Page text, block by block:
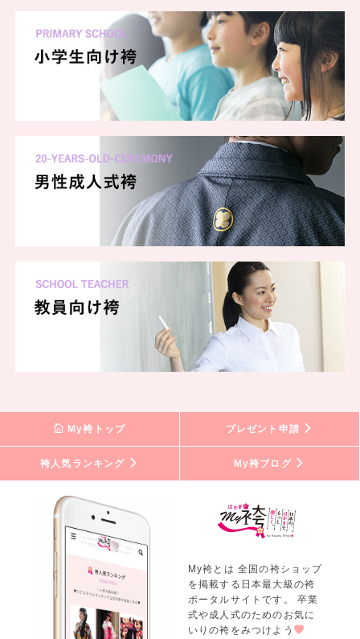
My袴トップ プレゼント申請
袴人気ランキング My袴ブログ
My袴とは 全国の袴ショップ
を掲載する日本最大級の袴
ポータルサイトです。 卒業
式や成人式のためのお気に
いりの袴をみつけよう